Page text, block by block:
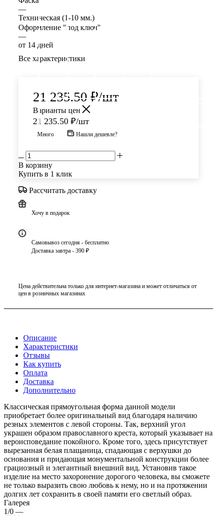
—
Техническая (1-10 мм.)
Оформление "под ключ"
—
от 14 дней
Все характеристики
21 235.50 ₽/шт
Варианты цен
21 235.50 ₽/шт
Много Нашли дешевле?
В корзину
Купить в 1 клик
Рассчитать доставку
Хочу в подарок
Самовывоз сегодня - бесплатно
Доставка завтра - 390 ₽
Цена действительна только для интернет-магазина и может отличаться от
цен в розничных магазинах
Описание
Характеристики
Отзывы
Как купить
Оплата
Доставка
Дополнительно
Классическая прямоугольная форма данной модели
приобретает более оригинальный вид благодаря наличию
резных элементов с левой стороны. Так, верхний угол
украшен образом православного креста, который указывает на
вероисповедание покойного. Кроме того, здесь присутствует
вырезанная белая плащаница, спадающая с верхушки до
основания и придающая монументальной конструкции более
грациозный и элегантный внешний вид. Установив такое
изделие на место захоронение дорогого человека, вы сможете
не только выразить свою любовь к нему, но и на протяжении
долгих лет сохранить в своей памяти его светлый образ.
Галерея
1/0 —